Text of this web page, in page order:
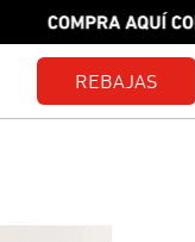
REBAJAS